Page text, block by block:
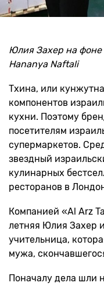
Юлия Захер на
Hananya Naftali
Тхина, или
компонентов
кухни. Поэтому
посетителям
супермаркетов.
звездный
кулинарных
ресторанов в
Компанией «Al Arz
летняя Юлия Захер
учительница,
мужа,
Поначалу дела шли